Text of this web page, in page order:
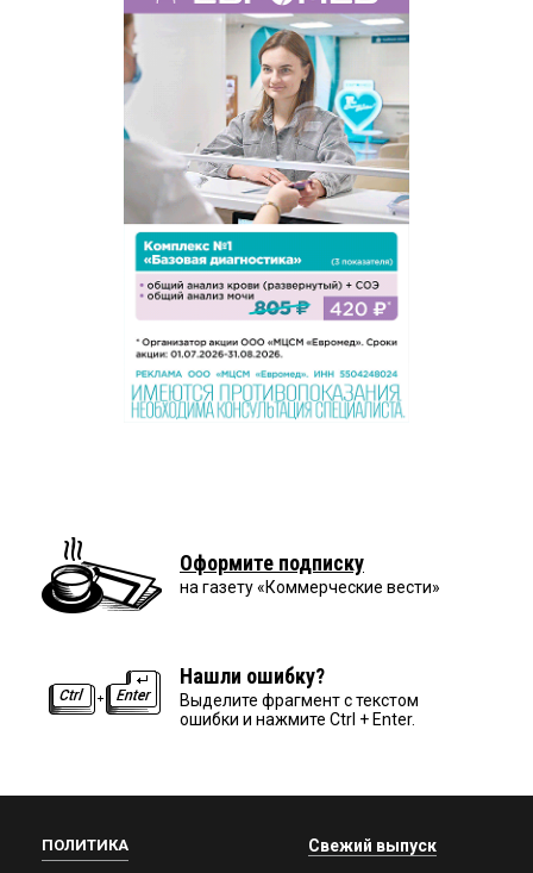
Оформите подписку
на газету «Коммерческие вести»
Нашли ошибку?
Выделите фрагмент с текстом
ошибки и нажмите Ctrl + Enter.
ПОЛИТИКА Свежий выпуск